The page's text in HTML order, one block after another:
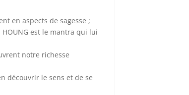
en aspects de sagesse ;
est le mantra qui lui
notre richesse
découvrir le sens et de se